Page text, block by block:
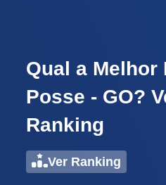
Qual a Melhor
Posse - GO?
Ranking
Ver Ranking